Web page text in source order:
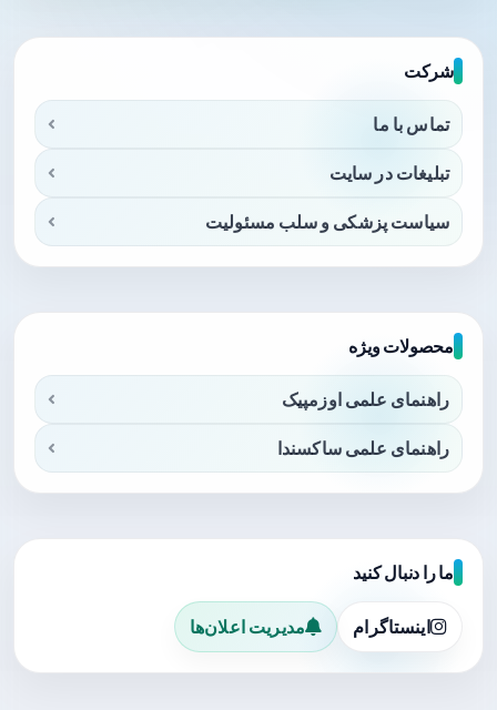
شرکت
تماس با ما
تبلیغات در سایت
سیاست پزشکی و سلب مسئولیت
محصولات ویژه
راهنمای علمی اوزمپیک
راهنمای علمی ساکسندا
ما را دنبال کنید
اینستاگرام مدیریت اعلان‌ها